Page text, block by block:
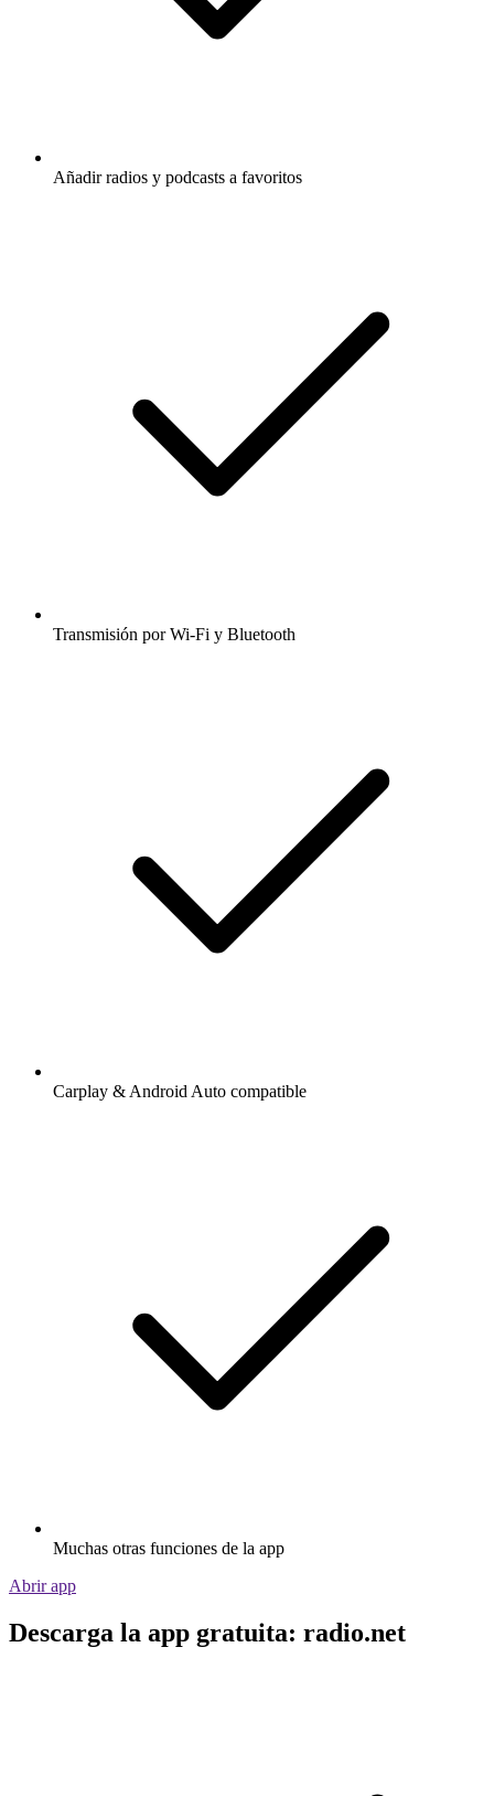
Añadir radios y podcasts a favoritos
Transmisión por Wi-Fi y Bluetooth
Carplay & Android Auto compatible
Muchas otras funciones de la app
Abrir app
Descarga la app gratuita: radio.net